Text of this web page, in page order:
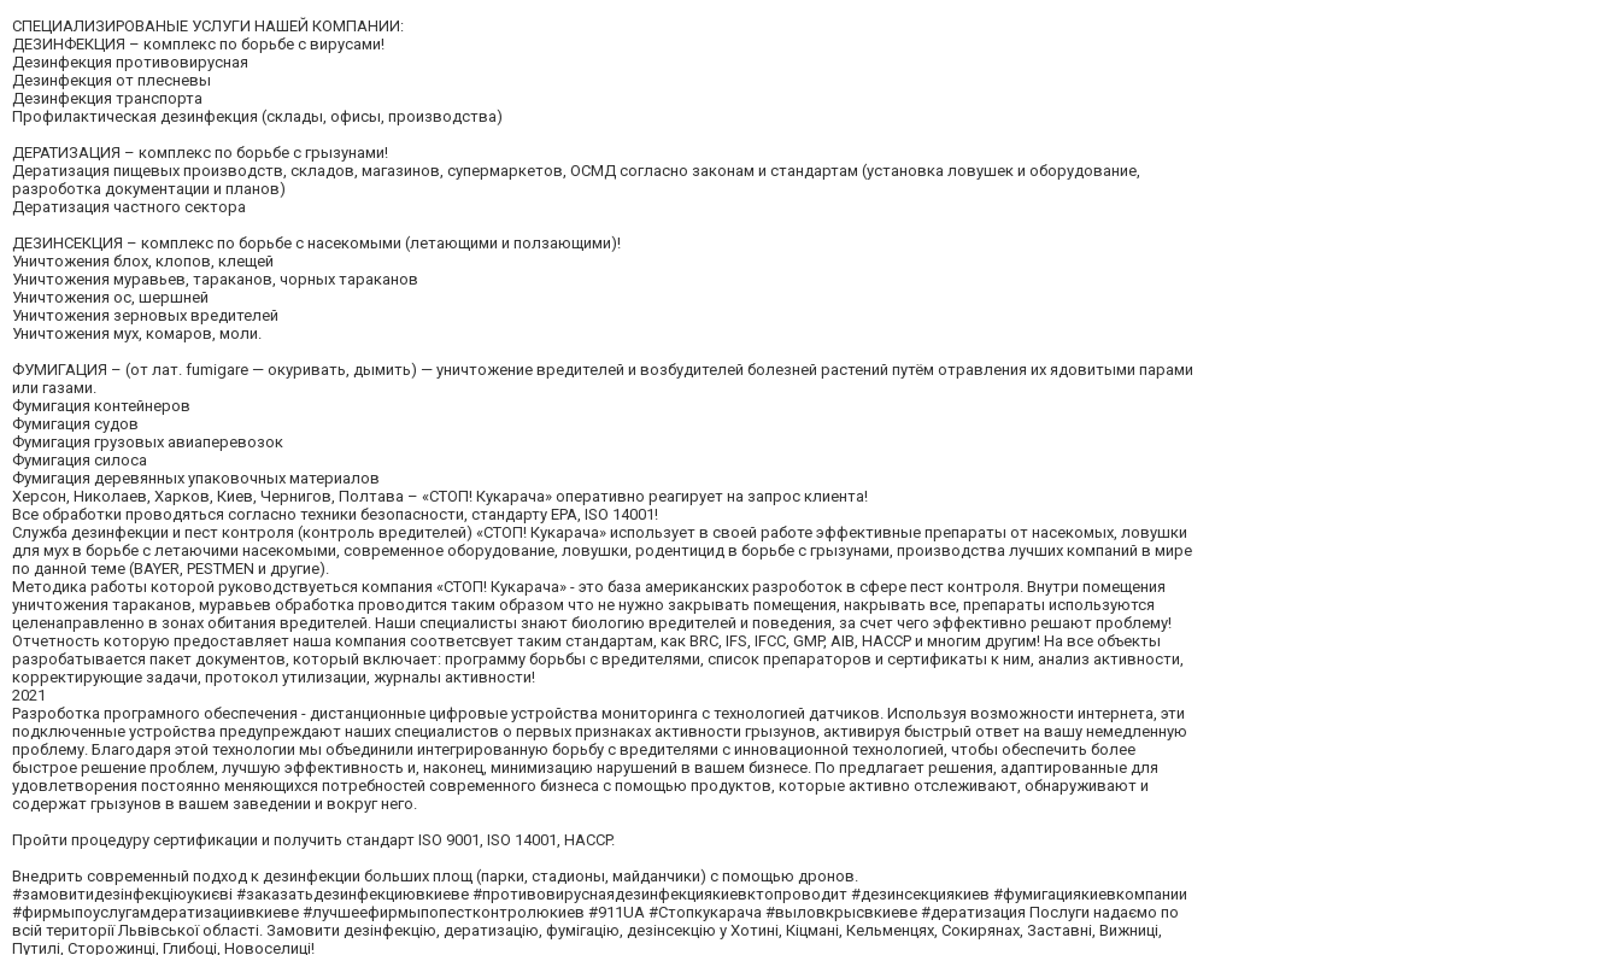
СПЕЦИАЛИЗИРОВАНЫЕ УСЛУГИ НАШЕЙ КОМПАНИИ:
ДЕЗИНФЕКЦИЯ – комплекс по борьбе с вирусами!
Дезинфекция противовирусная
Дезинфекция от плесневы
Дезинфекция транспорта
Профилактическая дезинфекция (склады, офисы, производства)
ДЕРАТИЗАЦИЯ – комплекс по борьбе с грызунами!
Дератизация пищевых производств, складов, магазинов, супермаркетов, ОСМД согласно законам и стандартам (установка ловушек и оборудование,
разроботка документации и планов)
Дератизация частного сектора
ДЕЗИНСЕКЦИЯ – комплекс по борьбе с насекомыми (летающими и ползающими)!
Уничтожения блох, клопов, клещей
Уничтожения муравьев, тараканов, чорных тараканов
Уничтожения ос, шершней
Уничтожения зерновых вредителей
Уничтожения мух, комаров, моли.
ФУМИГАЦИЯ – (от лат. fumigare — окуривать, дымить) — уничтожение вредителей и возбудителей болезней растений путём отравления их ядовитыми парами
или газами.
Фумигация контейнеров
Фумигация судов
Фумигация грузовых авиаперевозок
Фумигация силоса
Фумигация деревянных упаковочных материалов
Херсон, Николаев, Харков, Киев, Чернигов, Полтава – «СТОП! Кукарача» оперативно реагирует на запрос клиента!
Все обработки проводяться согласно техники безопасности, стандарту EPA, ISO 14001!
Служба дезинфекции и пест контроля (контроль вредителей) «СТОП! Кукарача» использует в своей работе эффективные препараты от насекомых, ловушки
для мух в борьбе с летаючими насекомыми, современное оборудование, ловушки, родентицид в борьбе с грызунами, производства лучших компаний в мире
по данной теме (BAYER, PESTMEN и другие).
Методика работы которой руководствуеться компания «СТОП! Кукарача» - это база американских разроботок в сфере пест контроля. Внутри помещения
уничтожения тараканов, муравьев обработка проводится таким образом что не нужно закрывать помещения, накрывать все, препараты используются
целенаправленно в зонах обитания вредителей. Наши специалисты знают биологию вредителей и поведения, за счет чего эффективно решают проблему!
Отчетность которую предоставляет наша компания соответсвует таким стандартам, как BRC, IFS, IFCC, GMP, AIB, HACCP и многим другим! На все объекты
разробатывается пакет документов, который включает: программу борьбы с вредителями, список препараторов и сертификаты к ним, анализ активности,
корректирующие задачи, протокол утилизации, журналы активности!
2021
Разроботка програмного обеспечения - дистанционные цифровые устройства мониторинга с технологией датчиков. Используя возможности интернета, эти
подключенные устройства предупреждают наших специалистов о первых признаках активности грызунов, активируя быстрый ответ на вашу немедленную
проблему. Благодаря этой технологии мы объединили интегрированную борьбу с вредителями с инновационной технологией, чтобы обеспечить более
быстрое решение проблем, лучшую эффективность и, наконец, минимизацию нарушений в вашем бизнесе. По предлагает решения, адаптированные для
удовлетворения постоянно меняющихся потребностей современного бизнеса с помощью продуктов, которые активно отслеживают, обнаруживают и
содержат грызунов в вашем заведении и вокруг него.
Пройти процедуру сертификации и получить стандарт ISO 9001, ISO 14001, HACCP.
Внедрить современный подход к дезинфекции больших площ (парки, стадионы, майданчики) с помощью дронов.
#замовитидезінфекціюукиєві #заказатьдезинфекциювкиеве #противовируснаядезинфекциякиевктопроводит #дезинсекциякиев #фумигациякиевкомпании
#фирмыпоуслугамдератизациивкиеве #лучшеефирмыпопестконтролюкиев #911UA #Стопкукарача #выловкрысвкиеве #дератизация Послуги надаємо по
всій території Львівської області. Замовити дезінфекцію, дератизацію, фумігацію, дезінсекцію у Хотині, Кіцмані, Кельменцях, Сокирянах, Заставні, Вижниці,
Путилі, Сторожинці, Глибоці, Новоселиці!